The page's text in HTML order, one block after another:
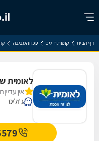
דף הבית קופות חולים עכו והסביבה
לאומית
אין
ג'וליס